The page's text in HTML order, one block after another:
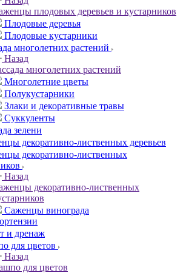
плодовых деревьев и кустарников
Плодовые деревья
Плодовые кустарники
многолетних растений
Назад
многолетних растений
Многолетние цветы
Полукустарники
Злаки и декоративные травы
Суккуленты
зелени
декоративно-лиственных деревьев
декоративно-лиственных
Назад
декоративно-лиственных
Саженцы винограда
и дренаж
для цветов
Назад
для цветов